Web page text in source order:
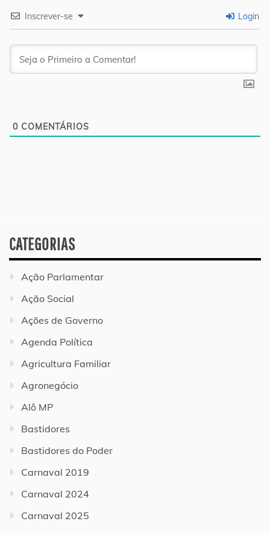
Inscrever-se Login
0 COMENTÁRIOS
CATEGORIAS
Ação Parlamentar
Ação Social
Ações de Governo
Agenda Política
Agricultura Familiar
Agronegócio
Alô MP
Bastidores
Bastidores do Poder
Carnaval 2019
Carnaval 2024
Carnaval 2025